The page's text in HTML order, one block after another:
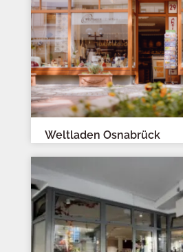
Weltladen Osnabrück